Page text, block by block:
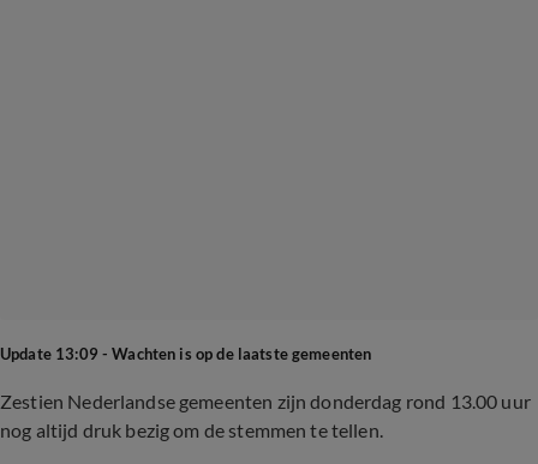
Update 13:09 - Wachten is op de laatste gemeenten
Zestien Nederlandse gemeenten zijn donderdag rond 13.00 uur
nog altijd druk bezig om de stemmen te tellen.